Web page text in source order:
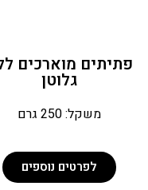
פתיתים מוארכים ללא
גלוטן
משקל: 250 גרם
לפרטים נוספים